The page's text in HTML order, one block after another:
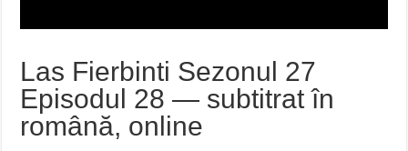
Las Fierbinti Sezonul 27
Episodul 28 — subtitrat în
română, online